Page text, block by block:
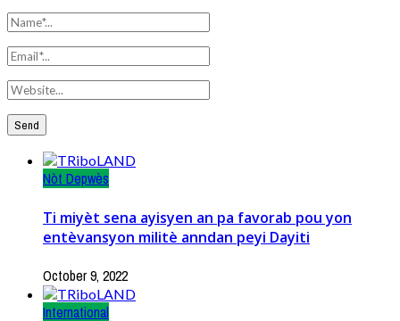
Nòt Depwès
Ti miyèt sena ayisyen an pa favorab pou yon
entèvansyon militè anndan peyi Dayiti
October 9, 2022
International